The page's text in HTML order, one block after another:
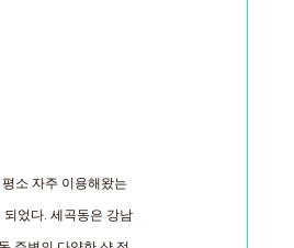
소 자주 이용해왔는
었다. 세곡동은 강남